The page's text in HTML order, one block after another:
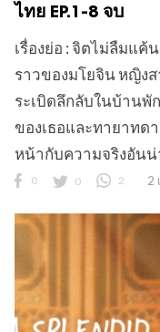
ไทย EP.1-8 จบ
เรื่องย่อ : จิตไม่ลืมแค้
ราวของมโยจิน หญิง
ระเบิดลึกลับในบ้านพั
ของเธอและทายาทด
หน้ากับความจริงอันน่
0 0 2 2